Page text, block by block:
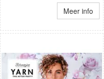
Meer info